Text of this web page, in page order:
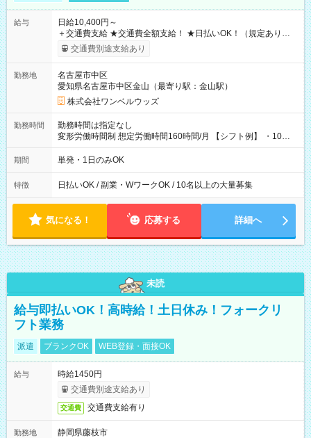
給与
日給10,400円～
＋交通費支給 ★交通費全額支給！ ★日払いOK！（規定あり） ┗
働いたその日に現金GET♪ お仕事後はコンビニATMから 日払
交通費別途支給あり
勤務地
名古屋市中区
愛知県名古屋市中区金山（最寄り駅：金山駅）
株式会社ワンベルウッズ
勤務時間
勤務時間は指定なし
変形労働時間制 想定労働時間160時間/月 【シフト例】 ・10：
00～20：00
期間 単発・1日のみOK
特徴 日払いOK / 副業・WワークOK / 10名以上の大量募集
気になる！ 応募する 詳細へ
未読
給与即払いOK！高時給！土日休み！フォークリ
フト業務
派遣 ブランクOK WEB登録・面接OK
給与
時給1450円
交通費別途支給あり
交通費 交通費支給有り
勤務地
静岡県藤枝市